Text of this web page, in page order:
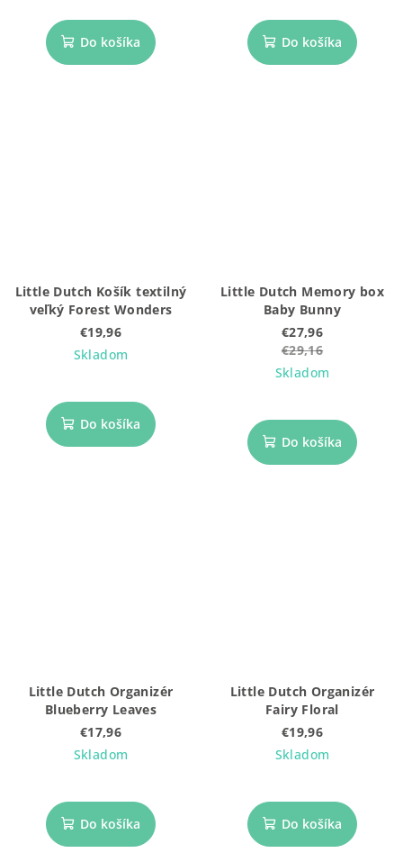
Do košíka Do košíka
Little Dutch Košík textilný
veľký Forest Wonders
€19,96
Skladom
Do košíka
Little Dutch Memory box
Baby Bunny
€27,96
€29,16
Skladom
Do košíka
Little Dutch Organizér
Blueberry Leaves
€17,96
Skladom
Do košíka
Little Dutch Organizér
Fairy Floral
€19,96
Skladom
Do košíka